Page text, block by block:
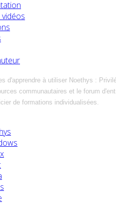
d'apprendre à utiliser Noethys :
communautaires et le forum
de formations individualisées.